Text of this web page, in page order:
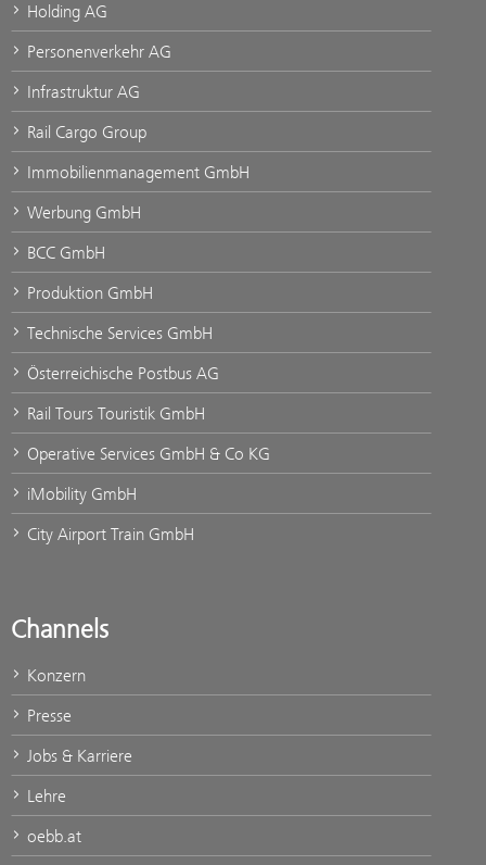
Holding AG
Personenverkehr AG
Infrastruktur AG
Rail Cargo Group
Immobilienmanagement GmbH
Werbung GmbH
BCC GmbH
Produktion GmbH
Technische Services GmbH
Österreichische Postbus AG
Rail Tours Touristik GmbH
Operative Services GmbH & Co KG
iMobility GmbH
City Airport Train GmbH
Channels
Konzern
Presse
Jobs & Karriere
Lehre
oebb.at